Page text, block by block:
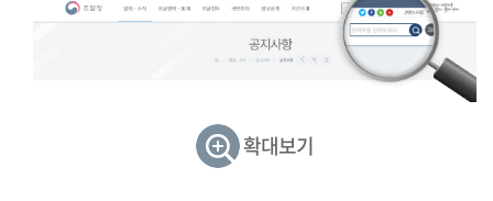
참
확대보기